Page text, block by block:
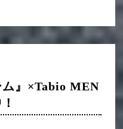
ム』×Tabio MEN